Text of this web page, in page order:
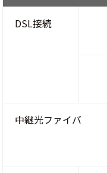
DSL接続
中継光ファイバ